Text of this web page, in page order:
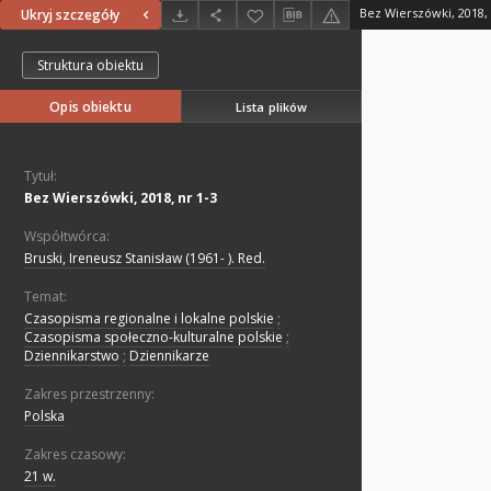
Ukryj szczegóły Bez Wierszówki, 2018,
Struktura obiektu
Opis obiektu Lista plików
Tytuł:
Bez Wierszówki, 2018, nr 1-3
Współtwórca:
Bruski, Ireneusz Stanisław (1961- ). Red.
Temat:
Czasopisma regionalne i lokalne polskie ;
Czasopisma społeczno-kulturalne polskie ;
Dziennikarstwo ; Dziennikarze
Zakres przestrzenny:
Polska
Zakres czasowy:
21 w.